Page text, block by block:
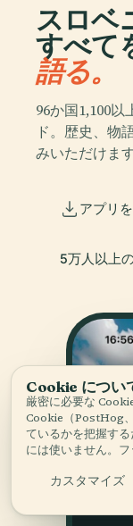
スロベ
すべて
語る。
96か国1,100
ド。歴史、物
みいただけます
アプリ
5万人以上
Cookie につい
厳密に必要な
Cookie（PostHog
ているかを把握す
には使いません。フ
カスタマイズ